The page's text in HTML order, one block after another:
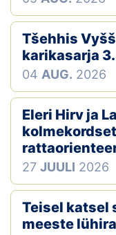
Tule klubisse!
Tulemused
Dokumendid
Klubid
Suletud
Püsirajad
Ajalugu
Tšehhis
karikasarja
04 AUG. 2026
Eleri Hirv ja
27 JUULI 2026
Teisel katsel
meeste